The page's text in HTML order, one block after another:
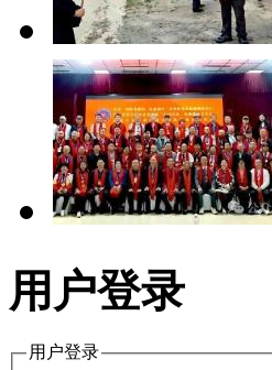
用户登录
用户登录